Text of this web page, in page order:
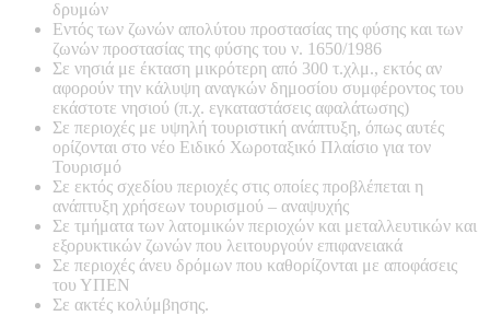
δρυμών
Εντός των ζωνών απολύτου προστασίας της φύσης και των
ζωνών προστασίας της φύσης του ν. 1650/1986
Σε νησιά με έκταση μικρότερη από 300 τ.χλμ., εκτός αν
αφορούν την κάλυψη αναγκών δημοσίου συμφέροντος του
εκάστοτε νησιού (π.χ. εγκαταστάσεις αφαλάτωσης)
Σε περιοχές με υψηλή τουριστική ανάπτυξη, όπως αυτές
ορίζονται στο νέο Ειδικό Χωροταξικό Πλαίσιο για τον
Τουρισμό
Σε εκτός σχεδίου περιοχές στις οποίες προβλέπεται η
ανάπτυξη χρήσεων τουρισμού – αναψυχής
Σε τμήματα των λατομικών περιοχών και μεταλλευτικών και
εξορυκτικών ζωνών που λειτουργούν επιφανειακά
Σε περιοχές άνευ δρόμων που καθορίζονται με αποφάσεις
του ΥΠΕΝ
Σε ακτές κολύμβησης.